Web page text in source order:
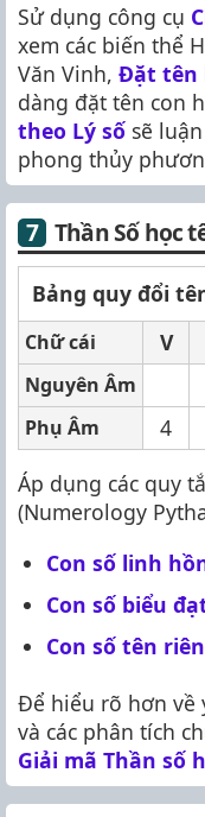
Sử dụng công cụ
xem các biến thể
Văn Vinh, Đặt tên
dàng đặt tên con
theo Lý số sẽ
phong thủy
Thần Số học
Bảng quy đổi
Chữ cái V
Nguyên Âm
Phụ Âm 4
Áp dụng các quy
(Numerology
Con số linh
Con số biểu
Con số tên
Để hiểu rõ hơn về
và các phân tích
Giải mã Thần số